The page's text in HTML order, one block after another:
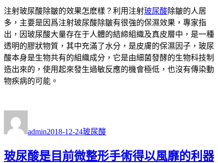
注射玻尿酸除皺的效果怎麽樣？利用注射玻尿酸除皺的人居
多，主要是因爲注射玻尿酸除皺有很強的保濕效果，專家指
出，因玻尿酸大量存在于人體的結締組織及真皮層中，是一種
透明的膠狀物質，其中充滿了水分，是皮膚的保濕因子，玻尿
酸本身是生物共有的組織成分，它是由細菌發酵的生物科技制
造出來的，使用起來發生過敏反應的機會極低，也沒有傳染動
物疾病的可能。
者
admin佈
期:
2018-12-24類
玻尿酸
玻尿酸是目前微整形手術得以風靡的利器